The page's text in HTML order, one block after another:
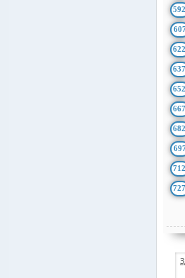
592
622
637
652
667
682
712
727